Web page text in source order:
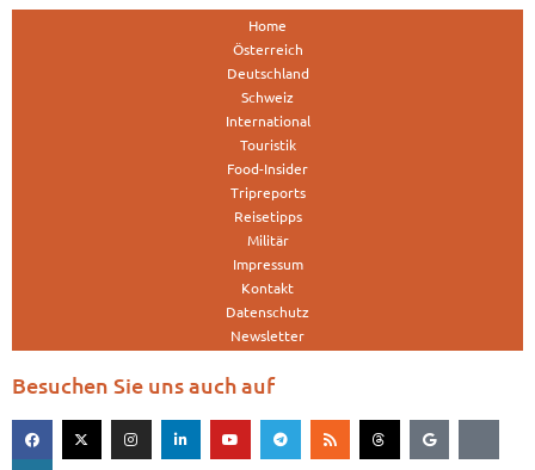
Home
Österreich
Deutschland
Schweiz
International
Touristik
Food-Insider
Tripreports
Reisetipps
Militär
Impressum
Kontakt
Datenschutz
Newsletter
Besuchen Sie uns auch auf